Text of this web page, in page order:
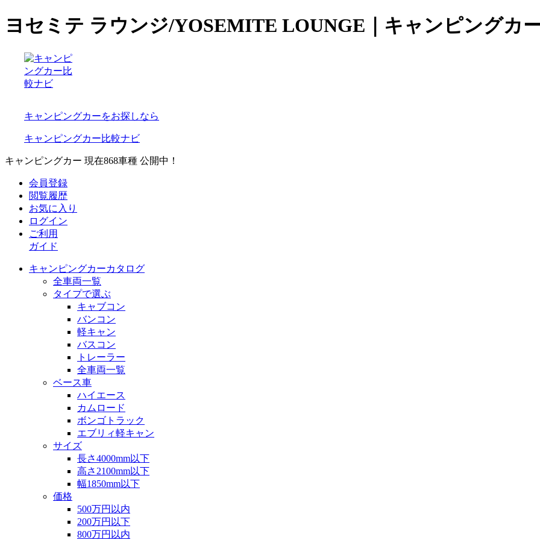
ヨセミテ ラウンジ/YOSEMITE LOUNGE｜キャンピングカ
キャンピングカーをお探しなら
キャンピングカー比較ナビ
キャンピングカー 現在868車種 公開中！
会員登録
閲覧履歴
お気に入り
ログイン
ご利用
ガイド
キャンピングカーカタログ
全車両一覧
タイプで選ぶ
キャブコン
バンコン
軽キャン
バスコン
トレーラー
全車両一覧
ベース車
ハイエース
カムロード
ボンゴトラック
エブリィ軽キャン
サイズ
長さ4000mm以下
高さ2100mm以下
幅1850mm以下
価格
500万円以内
200万円以下
800万円以内